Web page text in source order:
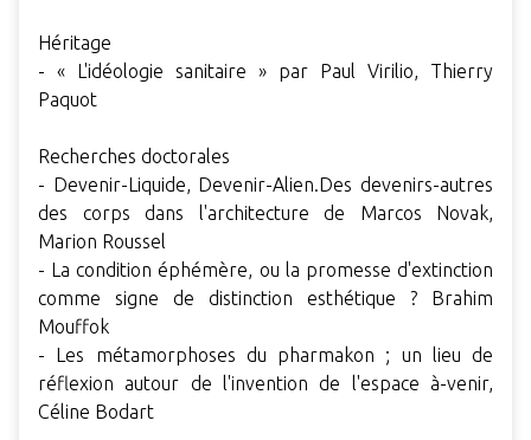
Héritage
- « L'idéologie sanitaire » par Paul Virilio, Thierry
Paquot
Recherches doctorales
- Devenir-Liquide, Devenir-Alien.Des devenirs-autres
des corps dans l'architecture de Marcos Novak,
Marion Roussel
- La condition éphémère, ou la promesse d'extinction
comme signe de distinction esthétique ? Brahim
Mouffok
- Les métamorphoses du pharmakon ; un lieu de
réflexion autour de l'invention de l'espace à-venir,
Céline Bodart